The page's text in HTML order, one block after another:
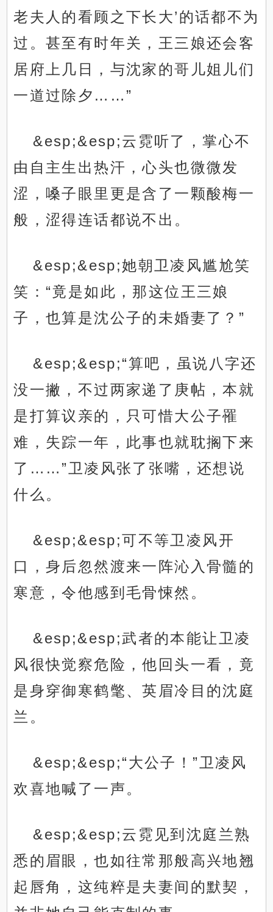
老夫人的看顾之下长大’的话都不为
过。甚至有时年关，王三娘还会客
居府上几日，与沈家的哥儿姐儿们
一道过除夕……”
&esp;&esp;云霓听了，掌心不
由自主生出热汗，心头也微微发
涩，嗓子眼里更是含了一颗酸梅一
般，涩得连话都说不出。
&esp;&esp;她朝卫凌风尴尬笑
笑：“竟是如此，那这位王三娘
子，也算是沈公子的未婚妻了？”
&esp;&esp;“算吧，虽说八字还
没一撇，不过两家递了庚帖，本就
是打算议亲的，只可惜大公子罹
难，失踪一年，此事也就耽搁下来
了……”卫凌风张了张嘴，还想说
什么。
&esp;&esp;可不等卫凌风开
口，身后忽然渡来一阵沁入骨髓的
寒意，令他感到毛骨悚然。
&esp;&esp;武者的本能让卫凌
风很快觉察危险，他回头一看，竟
是身穿御寒鹤氅、英眉冷目的沈庭
兰。
&esp;&esp;“大公子！”卫凌风
欢喜地喊了一声。
&esp;&esp;云霓见到沈庭兰熟
悉的眉眼，也如往常那般高兴地翘
起唇角，这纯粹是夫妻间的默契，